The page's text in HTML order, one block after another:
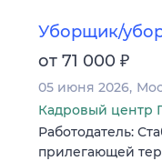
Уборщик/
от 71 000 ₽
05 июня 2026
Кадровый центр
Работодатель:
прилегающей